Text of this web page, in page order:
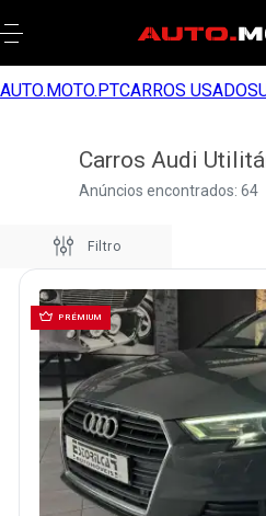
AUTO.MOTO.PTCARROS USADOS
Carros Audi
Anúncios encontrados: 64
Filtro
PRÉMIUM